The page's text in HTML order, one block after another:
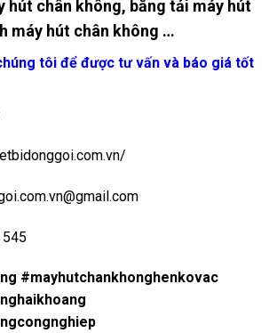
hút chân không, băng tải máy hút
máy hút chân không …
tôi để được tư vấn và báo giá tốt
#mayhutchankhonghenkovac